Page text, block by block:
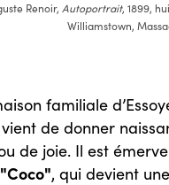
Renoir, Autoportrait, 1899,
Williamstown,
familiale
de donner
de joie. Il est
, qui devient